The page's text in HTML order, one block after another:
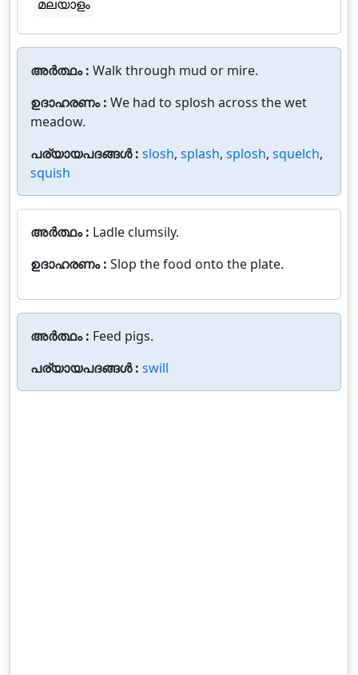
മലയാളം
അർത്ഥം : Walk through mud or mire.
ഉദാഹരണം : We had to splosh across the wet
meadow.
പര്യായപദങ്ങൾ : slosh, splash, splosh, squelch,
squish
അർത്ഥം : Ladle clumsily.
ഉദാഹരണം : Slop the food onto the plate.
അർത്ഥം : Feed pigs.
പര്യായപദങ്ങൾ : swill